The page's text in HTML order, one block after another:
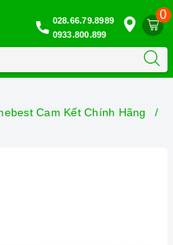
0
028.66.79.8989
0933.800.899
Cam Kết Chính Hãng